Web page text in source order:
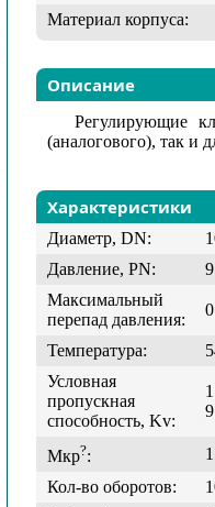
Материал корпуса:
Описание
Регулирующие
(аналогового), так и
Характеристики
Диаметр, DN:
Давление, PN:
Максимальный
перепад давления:
0
Температура:
Условная
пропускная
способность, Kv:
Мкр?:
Кол-во оборотов: